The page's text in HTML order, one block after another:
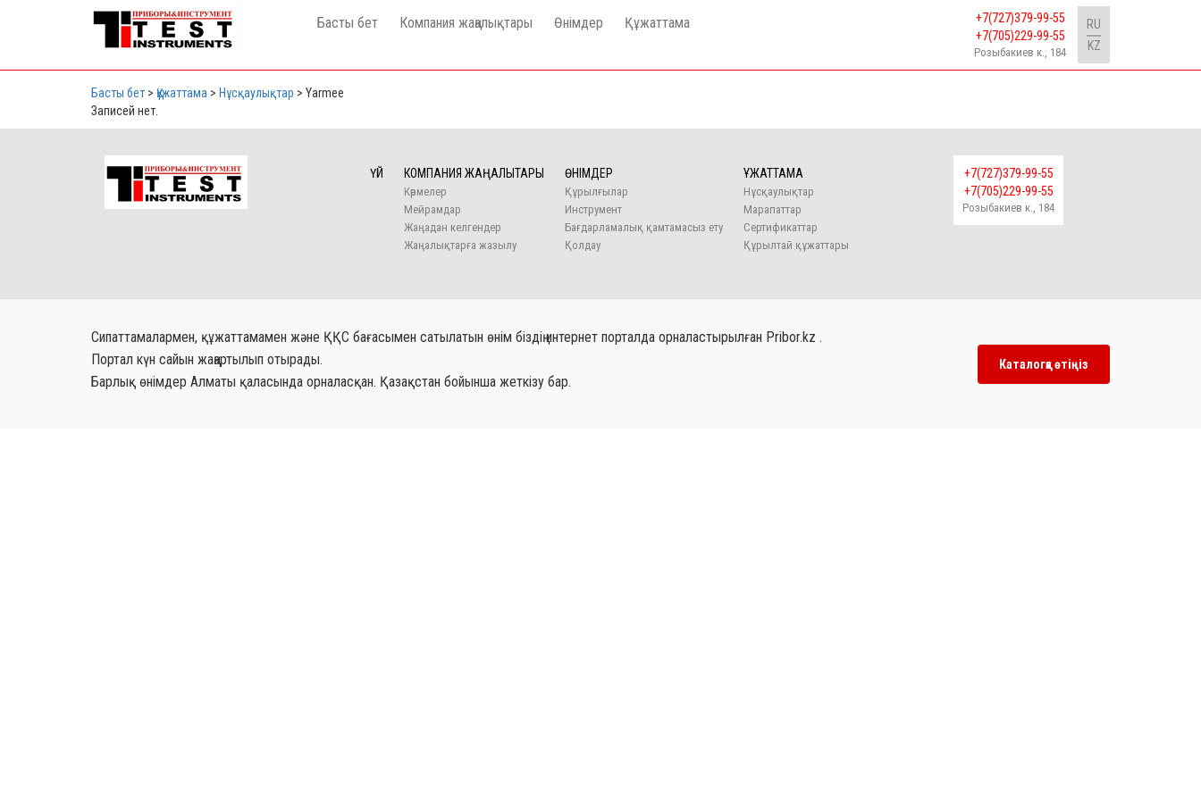
Басты бет Компания жаңалықтары Өнімдер Құжаттама
+7(727)379-99-55
+7(705)229-99-55
Розыбакиев к., 184
RU
KZ
Басты бет > Құжаттама > Нұсқаулықтар > Yarmee
Записей нет.
ҮЙ КОМПАНИЯ ЖАҢАЛЫҚТАРЫ
Көрмелер
Мейрамдар
Жаңадан келгендер
Жаңалықтарға жазылу
ӨНІМДЕР
Құрылғылар
Инструмент
Бағдарламалық қамтамасыз ету
Қолдау
ҚҰЖАТТАМА
Нұсқаулықтар
Марапаттар
Сертификаттар
Құрылтай құжаттары
+7(727)379-99-55
+7(705)229-99-55
Розыбакиев к., 184
Сипаттамалармен, құжаттамамен және ҚҚС бағасымен сатылатын өнім біздің интернет порталда орналастырылған Pribor.kz .
Портал күн сайын жаңартылып отырады.
Барлық өнімдер Алматы қаласында орналасқан. Қазақстан бойынша жеткізу бар.
Каталогқа өтіңіз